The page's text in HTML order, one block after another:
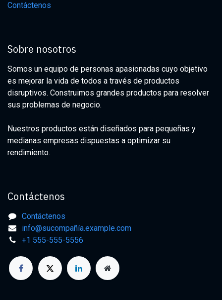
Contáctenos
Sobre nosotros
Somos un equipo de personas apasionadas cuyo objetivo
es mejorar la vida de todos a través de productos
disruptivos. Construimos grandes productos para resolver
sus problemas de negocio.
Nuestros productos están diseñados para pequeñas y
medianas empresas dispuestas a optimizar su
rendimiento.
Contáctenos
Contáctenos
info@sucompañía.example.com
+1 555-555-5556